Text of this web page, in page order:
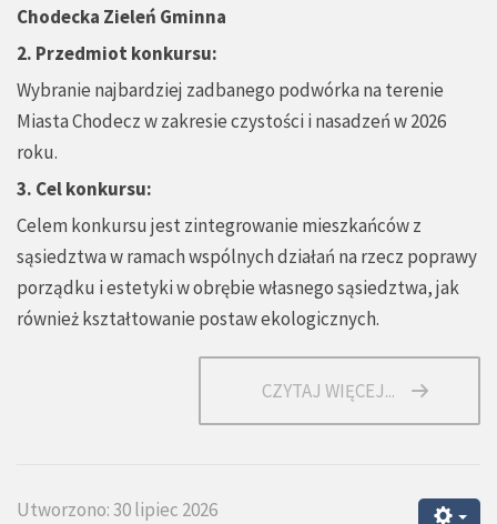
Chodecka Zieleń Gminna
2. Przedmiot konkursu:
Wybranie najbardziej zadbanego podwórka na terenie
Miasta Chodecz w zakresie czystości i nasadzeń w 2026
roku.
3. Cel konkursu:
Celem konkursu jest zintegrowanie mieszkańców z
sąsiedztwa w ramach wspólnych działań na rzecz poprawy
porządku i estetyki w obrębie własnego sąsiedztwa, jak
również kształtowanie postaw ekologicznych.
CZYTAJ WIĘCEJ...
Utworzono: 30 lipiec 2026